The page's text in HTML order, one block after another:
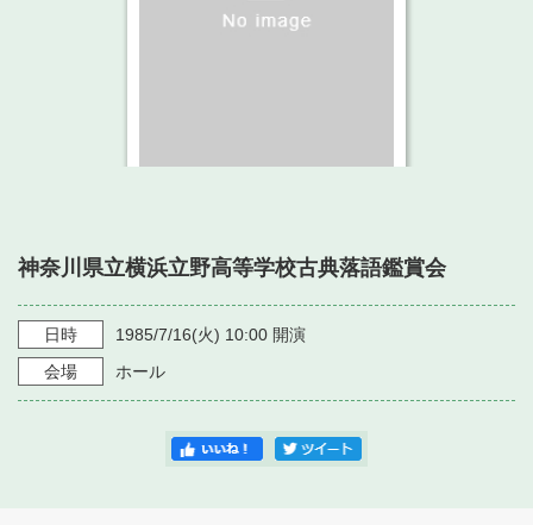
・ 空き状況
・ 抽選対象日
・ 利用料金
・ 音楽堂のご案内
・ フロアマップ
神奈川県立音楽堂
SNS
神奈川県立横浜立野高等学校古典落語鑑賞会
日時 1985/7/16(火) 10:00 開演
会場
ホール